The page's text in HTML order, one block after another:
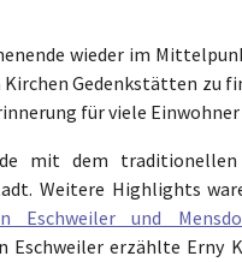
wieder im
Gedenkstätten zu
für viele
mit dem
Weitere Highlights
Eschweiler und
Eschweiler erzählte Erny